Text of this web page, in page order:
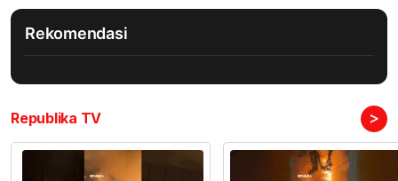
Rekomendasi
Republika TV >